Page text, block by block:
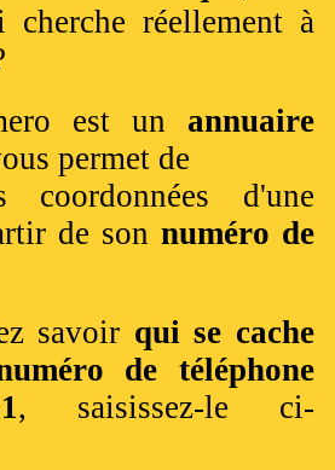
cherche réellement à
est un annuaire
permet de
coordonnées d'une
de son numéro de
savoir qui se cache
de téléphone
, saisissez-le ci-